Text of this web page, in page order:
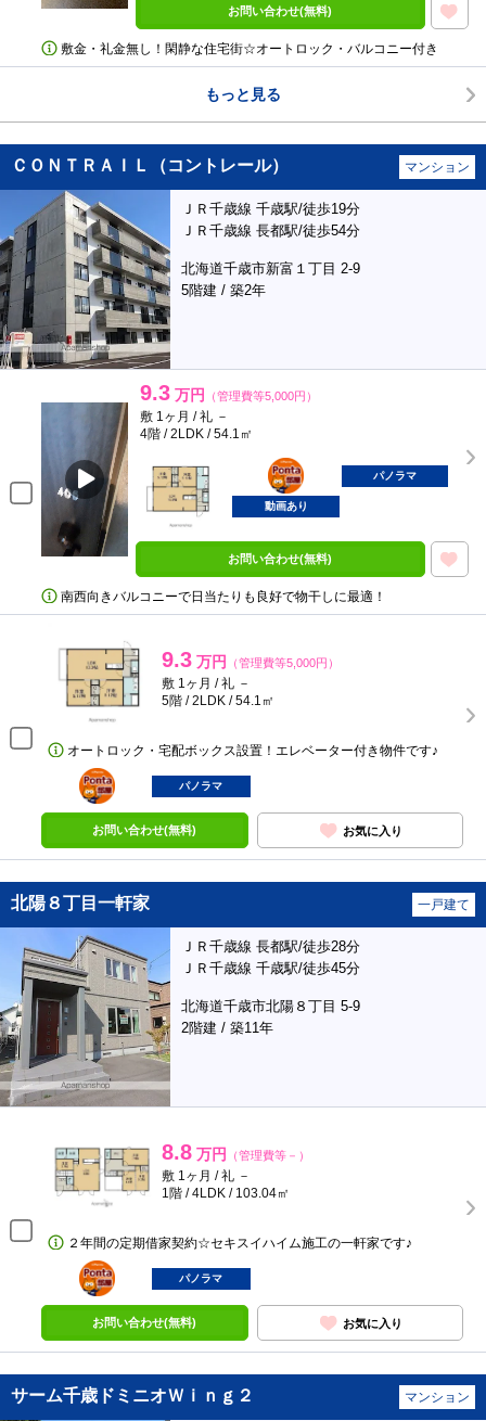
お問い合わせ(無料)
敷金・礼金無し！閑静な住宅街☆オートロック・バルコニー付き
もっと見る
ＣＯＮＴＲＡＩＬ（コントレール） マンション
ＪＲ千歳線 千歳駅/徒歩19分
ＪＲ千歳線 長都駅/徒歩54分
北海道千歳市新富１丁目 2-9
5階建 / 築2年
9.3 万円 （管理費等5,000円）
敷 1ヶ月 / 礼 －
4階 / 2LDK / 54.1㎡
ポンタ
部屋
パノラマ
動画あり
お問い合わせ(無料)
南西向きバルコニーで日当たりも良好で物干しに最適！
9.3 万円 （管理費等5,000円）
敷 1ヶ月 / 礼 －
5階 / 2LDK / 54.1㎡
オートロック・宅配ボックス設置！エレベーター付き物件です♪
ポンタ
部屋
パノラマ
お問い合わせ(無料) お気に入り
北陽８丁目一軒家 一戸建て
ＪＲ千歳線 長都駅/徒歩28分
ＪＲ千歳線 千歳駅/徒歩45分
北海道千歳市北陽８丁目 5-9
2階建 / 築11年
8.8 万円 （管理費等－）
敷 1ヶ月 / 礼 －
1階 / 4LDK / 103.04㎡
２年間の定期借家契約☆セキスイハイム施工の一軒家です♪
ポンタ
部屋
パノラマ
お問い合わせ(無料) お気に入り
サーム千歳ドミニオＷｉｎｇ２ マンション